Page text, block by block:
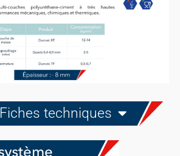
Fiches techniques